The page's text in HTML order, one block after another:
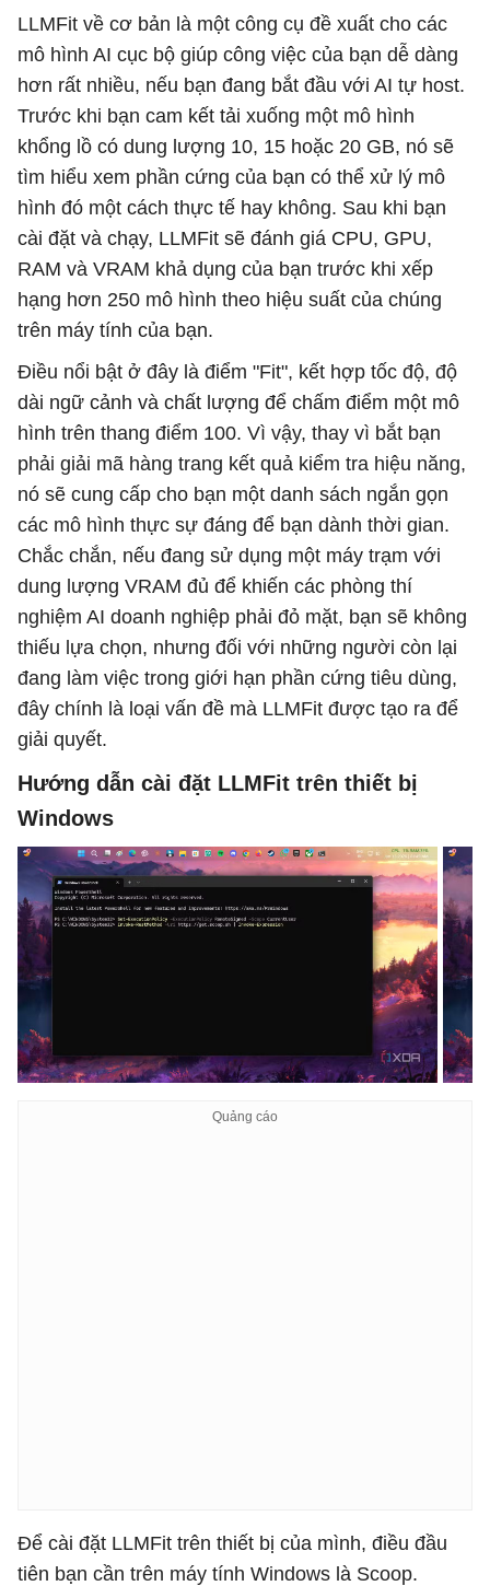
LLMFit về cơ bản là một công cụ đề xuất cho các
mô hình AI cục bộ giúp công việc của bạn dễ dàng
hơn rất nhiều, nếu bạn đang bắt đầu với AI tự host.
Trước khi bạn cam kết tải xuống một mô hình
khổng lồ có dung lượng 10, 15 hoặc 20 GB, nó sẽ
tìm hiểu xem phần cứng của bạn có thể xử lý mô
hình đó một cách thực tế hay không. Sau khi bạn
cài đặt và chạy, LLMFit sẽ đánh giá CPU, GPU,
RAM và VRAM khả dụng của bạn trước khi xếp
hạng hơn 250 mô hình theo hiệu suất của chúng
trên máy tính của bạn.
Điều nổi bật ở đây là điểm "Fit", kết hợp tốc độ, độ
dài ngữ cảnh và chất lượng để chấm điểm một mô
hình trên thang điểm 100. Vì vậy, thay vì bắt bạn
phải giải mã hàng trang kết quả kiểm tra hiệu năng,
nó sẽ cung cấp cho bạn một danh sách ngắn gọn
các mô hình thực sự đáng để bạn dành thời gian.
Chắc chắn, nếu đang sử dụng một máy trạm với
dung lượng VRAM đủ để khiến các phòng thí
nghiệm AI doanh nghiệp phải đỏ mặt, bạn sẽ không
thiếu lựa chọn, nhưng đối với những người còn lại
đang làm việc trong giới hạn phần cứng tiêu dùng,
đây chính là loại vấn đề mà LLMFit được tạo ra để
giải quyết.
Hướng dẫn cài đặt LLMFit trên thiết bị
Windows
Để cài đặt LLMFit trên thiết bị của mình, điều đầu
tiên bạn cần trên máy tính Windows là Scoop.